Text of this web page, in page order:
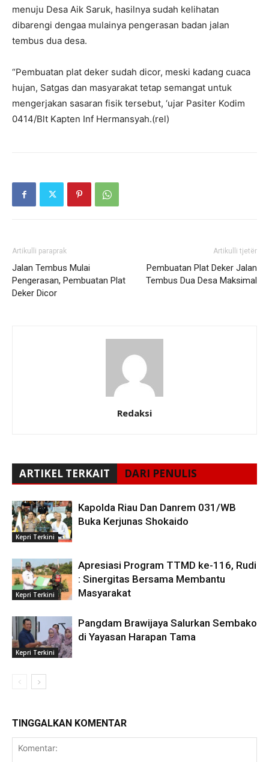
menuju Desa Aik Saruk, hasilnya sudah kelihatan
dibarengi dengaa mulainya pengerasan badan jalan
tembus dua desa.
“Pembuatan plat deker sudah dicor, meski kadang cuaca
hujan, Satgas dan masyarakat tetap semangat untuk
mengerjakan sasaran fisik tersebut, ‘ujar Pasiter Kodim
0414/Blt Kapten Inf Hermansyah.(rel)
Artikulli paraprak
Jalan Tembus Mulai
Pengerasan, Pembuatan Plat
Deker Dicor
Artikulli tjetër
Pembuatan Plat Deker Jalan
Tembus Dua Desa Maksimal
Redaksi
ARTIKEL TERKAIT DARI PENULIS
Kepri Terkini
Kapolda Riau Dan Danrem 031/WB
Buka Kerjunas Shokaido
Kepri Terkini
Apresiasi Program TTMD ke-116, Rudi
: Sinergitas Bersama Membantu
Masyarakat
Kepri Terkini
Pangdam Brawijaya Salurkan Sembako
di Yayasan Harapan Tama
TINGGALKAN KOMENTAR